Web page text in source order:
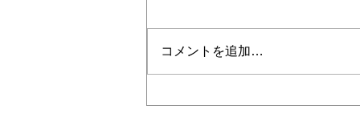
コメントを追加…